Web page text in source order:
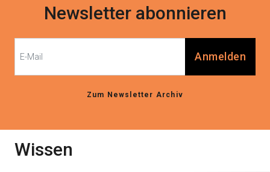
Newsletter abonnieren
Anmelden
Zum Newsletter Archiv
Wissen